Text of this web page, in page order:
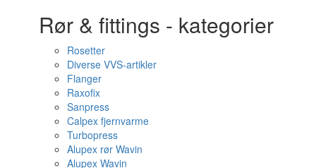
Rør & fittings - kategorier
Rosetter
Diverse VVS-artikler
Flanger
Raxofix
Sanpress
Calpex fjernvarme
Turbopress
Alupex rør Wavin
Alupex Wavin